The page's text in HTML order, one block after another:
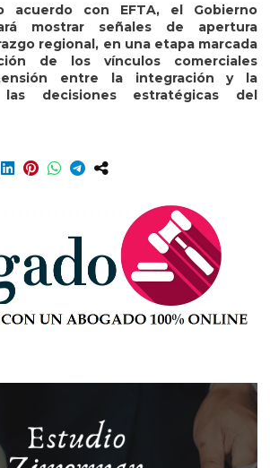
acuerdo con EFTA, el Gobierno
mostrar señales de apertura
regional, en una etapa marcada
de los vínculos comerciales
entre la integración y la
decisiones estratégicas del